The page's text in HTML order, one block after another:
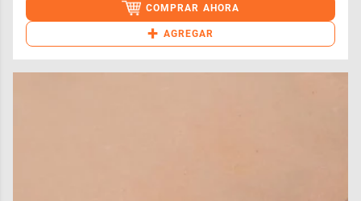
COMPRAR AHORA
+ AGREGAR